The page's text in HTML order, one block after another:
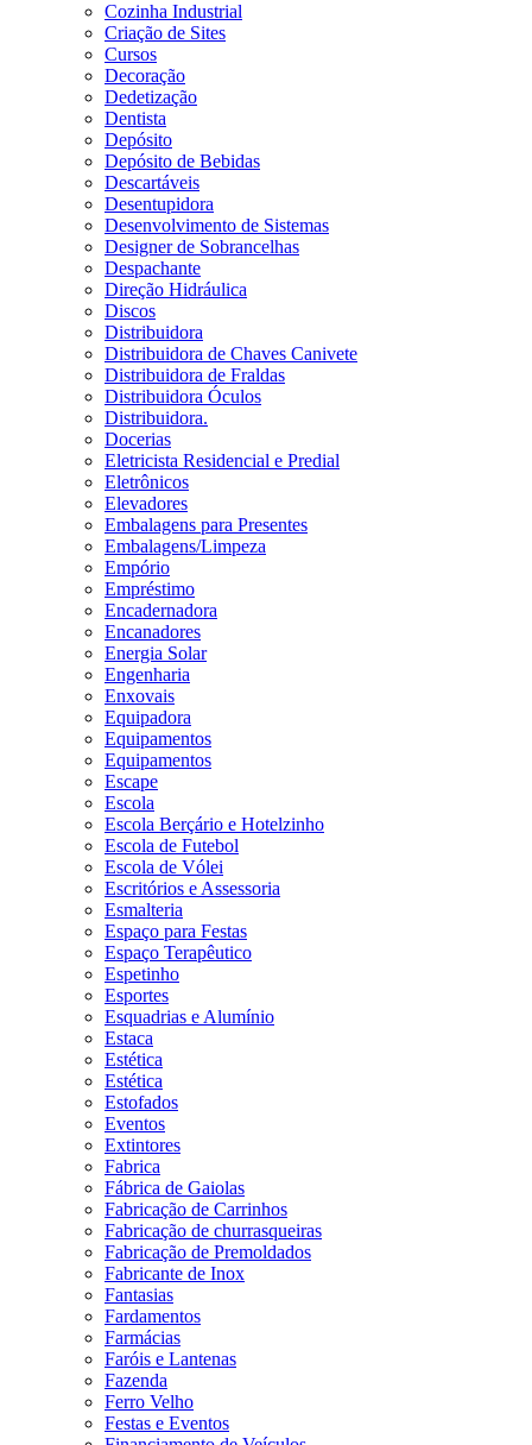
Cozinha Industrial
Criação de Sites
Cursos
Decoração
Dedetização
Dentista
Depósito
Depósito de Bebidas
Descartáveis
Desentupidora
Desenvolvimento de Sistemas
Designer de Sobrancelhas
Despachante
Direção Hidráulica
Discos
Distribuidora
Distribuidora de Chaves Canivete
Distribuidora de Fraldas
Distribuidora Óculos
Distribuidora.
Docerias
Eletricista Residencial e Predial
Eletrônicos
Elevadores
Embalagens para Presentes
Embalagens/Limpeza
Empório
Empréstimo
Encadernadora
Encanadores
Energia Solar
Engenharia
Enxovais
Equipadora
Equipamentos
Equipamentos
Escape
Escola
Escola Berçário e Hotelzinho
Escola de Futebol
Escola de Vólei
Escritórios e Assessoria
Esmalteria
Espaço para Festas
Espaço Terapêutico
Espetinho
Esportes
Esquadrias e Alumínio
Estaca
Estética
Estética
Estofados
Eventos
Extintores
Fabrica
Fábrica de Gaiolas
Fabricação de Carrinhos
Fabricação de churrasqueiras
Fabricação de Premoldados
Fabricante de Inox
Fantasias
Fardamentos
Farmácias
Faróis e Lantenas
Fazenda
Ferro Velho
Festas e Eventos